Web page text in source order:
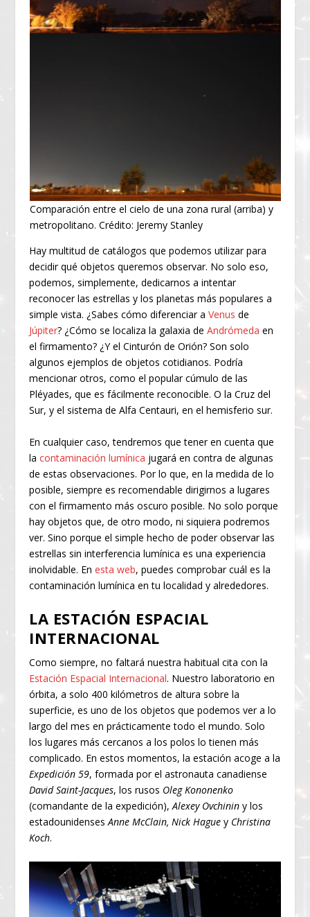
Comparación entre el cielo de una zona rural (arriba) y
metropolitano. Crédito: Jeremy Stanley
Hay multitud de catálogos que podemos utilizar para
decidir qué objetos queremos observar. No solo eso,
podemos, simplemente, dedicarnos a intentar
reconocer las estrellas y los planetas más populares a
simple vista. ¿Sabes cómo diferenciar aVenus de
Júpiter? ¿Cómo se localiza la galaxia deAndrómeda en
el firmamento? ¿Y el Cinturón de Orión? Son solo
algunos ejemplos de objetos cotidianos. Podría
mencionar otros, como el popular cúmulo de las
Pléyades, que es fácilmente reconocible. O la Cruz del
Sur, y el sistema de Alfa Centauri, en el hemisferio sur.
En cualquier caso, tendremos que tener en cuenta que
lacontaminación lumínica jugará en contra de algunas
de estas observaciones. Por lo que, en la medida de lo
posible, siempre es recomendable dirigirnos a lugares
con el firmamento más oscuro posible. No solo porque
hay objetos que, de otro modo, ni siquiera podremos
ver. Sino porque el simple hecho de poder observar las
estrellas sin interferencia lumínica es una experiencia
inolvidable. Enesta web, puedes comprobar cuál es la
contaminación lumínica en tu localidad y alrededores.
LA ESTACIÓN ESPACIAL
INTERNACIONAL
Como siempre, no faltará nuestra habitual cita con la
Estación Espacial Internacional. Nuestro laboratorio en
órbita, a solo 400 kilómetros de altura sobre la
superficie, es uno de los objetos que podemos ver a lo
largo del mes en prácticamente todo el mundo. Solo
los lugares más cercanos a los polos lo tienen más
complicado. En estos momentos, la estación acoge a la
Expedición 59, formada por el astronauta canadiense
David Saint-Jacques, los rusos Oleg Kononenko
(comandante de la expedición),Alexey Ovchinin y los
estadounidensesAnne McClain, Nick Hague y Christina
Koch.